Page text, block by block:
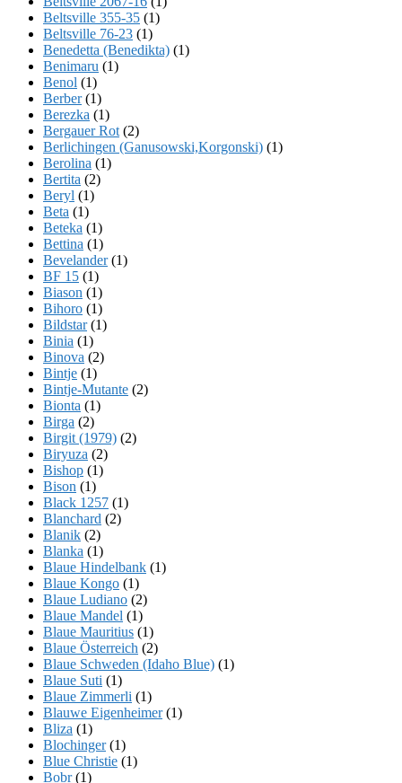
Beltsville 355-35 (1)
Beltsville 76-23 (1)
Benedetta (Benedikta) (1)
Benimaru (1)
Benol (1)
Berber(1)
Berezka (1)
Bergauer Rot (2)
Berlichingen (Ganusowski,Korgonski) (1)
Berolina (1)
Bertita (2)
Beryl (1)
Beta (1)
Beteka (1)
Bettina (1)
Bevelander(1)
BF 15 (1)
Biason (1)
Bihoro (1)
Bildstar(1)
Binia (1)
Binova (2)
Bintje (1)
Bintje-Mutante (2)
Bionta (1)
Birga (2)
Birgit (1979) (2)
Biryuza (2)
Bishop (1)
Bison (1)
Black 1257 (1)
Blanchard (2)
Blanik (2)
Blanka (1)
Blaue Hindelbank (1)
Blaue Kongo (1)
Blaue Ludiano (2)
Blaue Mandel (1)
Blaue Mauritius (1)
Blaue Österreich (2)
Blaue Schweden (Idaho Blue) (1)
Blaue Suti (1)
Blaue Zimmerli (1)
Blauwe Eigenheimer(1)
Bliza (1)
Blochinger(1)
Blue Christie (1)
Bobr(1)